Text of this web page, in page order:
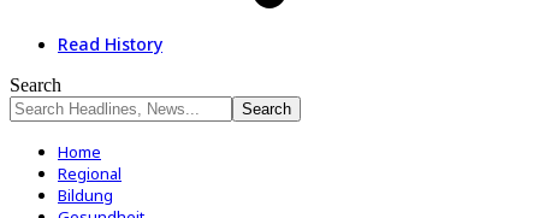
Read History
Search
Home
Regional
Bildung